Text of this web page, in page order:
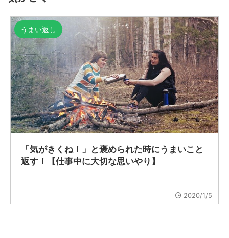
うまい返し
「気がきくね！」と褒められた時にうまいこと
返す！【仕事中に大切な思いやり】
2020/1/5